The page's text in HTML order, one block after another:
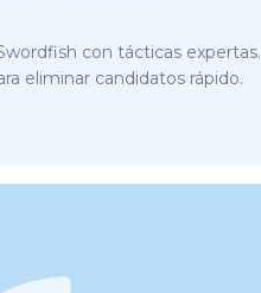
con tácticas expertas.
eliminar candidatos rápido.